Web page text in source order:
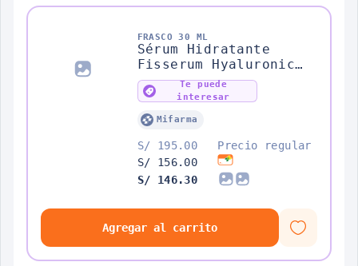
FRASCO 30 ML
Sérum Hidratante
Fisserum Hyaluronic
100
Te puede
interesar
Mifarma
S/ 195.00
Precio regular
S/ 156.00
S/ 146.30
Agregar al carrito